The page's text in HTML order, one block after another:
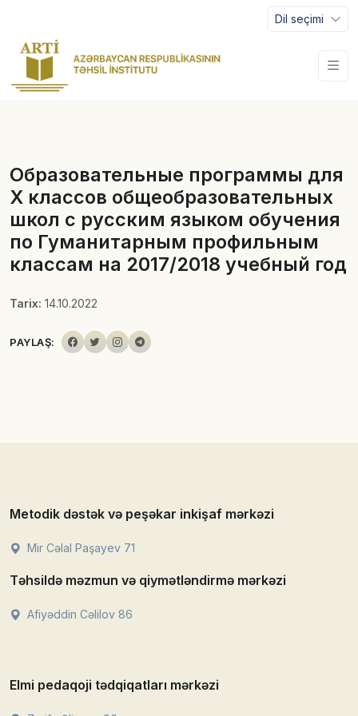
Dil seçimi
Образовательные программы для
X классов общеобразовательных
школ с русским языком обучения
по Гуманитарным профильным
классам на 2017/2018 учебный год
Tarix: 14.10.2022
PAYLAŞ:
Metodik dəstək və peşəkar inkişaf mərkəzi
Mir Cəlal Paşayev 71
Təhsildə məzmun və qiymətləndirmə mərkəzi
Afiyəddin Cəlilov 86
Elmi pedaqoji tədqiqatları mərkəzi